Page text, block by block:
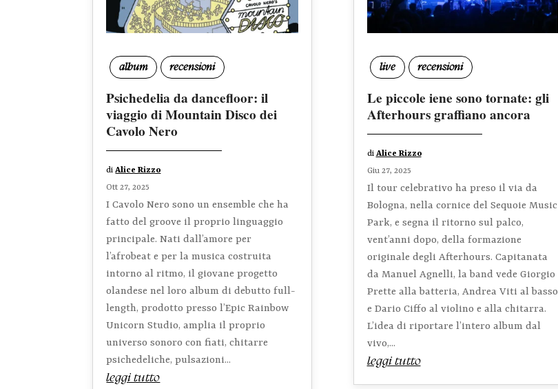
album recensioni
Psichedelia da dancefloor: il
viaggio di Mountain Disco dei
Cavolo Nero
diAlice Rizzo
Ott 27, 2025
I Cavolo Nero sono un ensemble che ha
fatto del groove il proprio linguaggio
principale. Nati dall’amore per
l’afrobeat e per la musica costruita
intorno al ritmo, il giovane progetto
olandese nel loro album di debutto full-
length, prodotto presso l’Epic Rainbow
Unicorn Studio, amplia il proprio
universo sonoro con fiati, chitarre
psichedeliche, pulsazioni...
leggi tutto
live recensioni
Le piccole iene sono tornate: gli
Afterhours graffiano ancora
di Alice Rizzo
Giu 27, 2025
Il tour celebrativo ha preso il via da
Bologna, nella cornice del Sequoie Music
Park, e segna il ritorno sul palco,
vent’anni dopo, della formazione
originale degli Afterhours. Capitanata
da Manuel Agnelli, la band vede Giorgio
Prette alla batteria, Andrea Viti al basso
e Dario Ciffo al violino e alla chitarra.
L’idea di riportare l’intero album dal
vivo,...
leggi tutto